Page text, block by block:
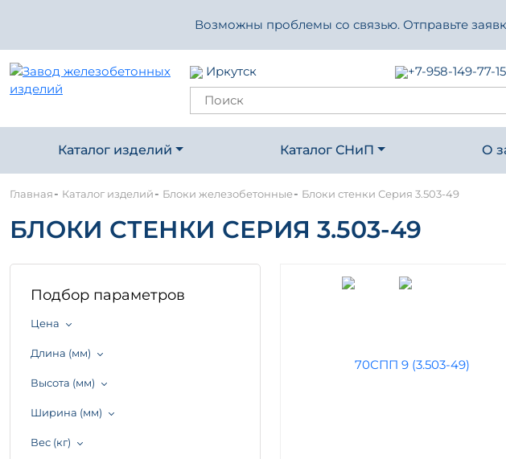
Возможны проблемы со связью. Отправьте
Иркутск +7-958-149-77-15
Каталог изделий Каталог СНиП О
Главная- Каталог изделий- Блоки железобетонные- Блоки стенки Серия 3.503-49
БЛОКИ СТЕНКИ СЕРИЯ 3.503-49
Подбор параметров
Цена
Длина (мм)
Высота (мм)
Ширина (мм)
Вес (кг)